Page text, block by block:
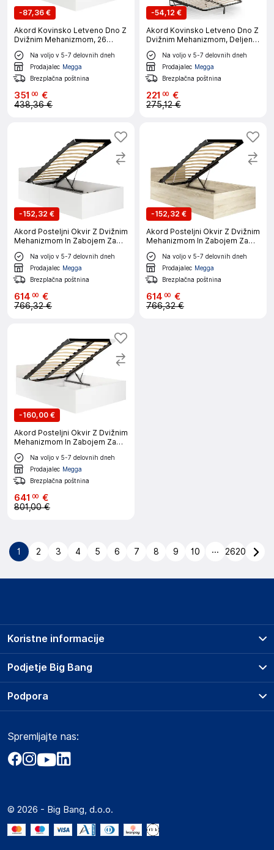
-87,36 €
Akord Kovinsko Letveno Dno Z
Dvižnim Mehanizmom, 26
Letvic
Na voljo v 5-7 delovnih dneh
Prodajalec Megga
Brezplačna poštnina
351 00 €
438,36 €
-54,12 €
Akord Kovinsko Letveno Dno Z
Dvižnim Mehanizmom, Deljen,
28 Letvic
Na voljo v 5-7 delovnih dneh
Prodajalec Megga
Brezplačna poštnina
221 00 €
275,12 €
-152,32 €
Akord Posteljni Okvir Z Dvižnim
Mehanizmom In Zabojem Za
Posteljnino, Bela
Na voljo v 5-7 delovnih dneh
Prodajalec Megga
Brezplačna poštnina
614 00 €
766,32 €
-152,32 €
Akord Posteljni Okvir Z Dvižnim
Mehanizmom In Zabojem Za
Posteljnino, Hrast Sonoma
Na voljo v 5-7 delovnih dneh
Prodajalec Megga
Brezplačna poštnina
614 00 €
766,32 €
-160,00 €
Akord Posteljni Okvir Z Dvižnim
Mehanizmom In Zabojem Za
Posteljnino, Bela
Na voljo v 5-7 delovnih dneh
Prodajalec Megga
Brezplačna poštnina
641 00 €
801,00 €
1 2 3 4 5 6 7 8 9 10 ... 2620
Podjetje Big Bang
O podjetju
Obvestila za javnost
Akt o digitalnih storitvah
Marketplace za partnerje
Novosti
Koristne informacije
Prodajna mesta
Storitve
Dostava, vnos in odvoz
Zavarovanje izdelkov
Podpora
Marketplace
Kako oddati naročilo?
Spremljajte nas:
© 2026 - Big Bang, d.o.o.